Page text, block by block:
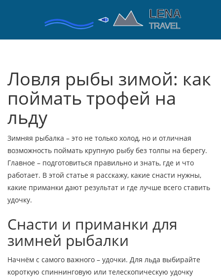
Ловля рыбы зимой: как
поймать трофей на
льду
Зимняя рыбалка – это не только холод, но и отличная
возможность поймать крупную рыбу без толпы на берегу.
Главное – подготовиться правильно и знать, где и что
работает. В этой статье я расскажу, какие снасти нужны,
какие приманки дают результат и где лучше всего ставить
удочку.
Снасти и приманки для
зимней рыбалки
Начнём с самого важного – удочки. Для льда выбирайте
короткую спиннинговую или телескопическую удочку